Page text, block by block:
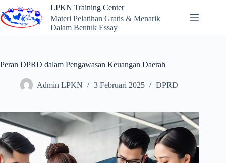
to
content
LPKN Training Center
Materi Pelatihan Gratis & Menarik
Dalam Bentuk Essay
Peran DPRD dalam Pengawasan Keuangan Daerah
Admin LPKN 3 Februari 2025 DPRD